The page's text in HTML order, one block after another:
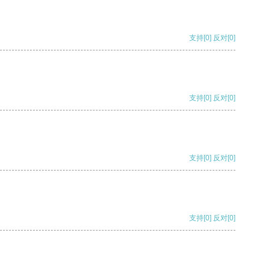
支持[0] 反对[0]
支持[0] 反对[0]
支持[0] 反对[0]
支持[0] 反对[0]